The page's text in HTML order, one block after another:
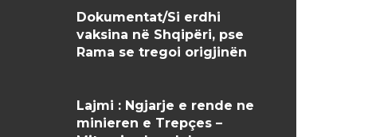
Dokumentat/Si erdhi
vaksina në Shqipëri, pse
Rama se tregoi origjinën
Lajmi : Ngjarje e rende ne
minieren e Trepçes –